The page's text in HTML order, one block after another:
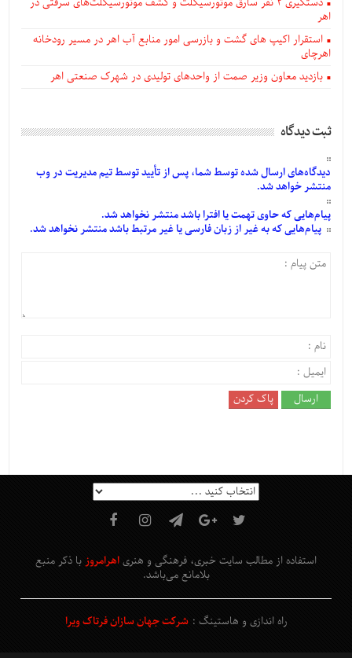
اهر
استقرار اکیپ های گشت و بازرسی امور منابع آب اهر در مسیر رودخانه
اهرچای
بازدید معاون وزیر صمت از واحدهای تولیدی در شهرک صنعتی اهر
ثبت دیدگاه
دیدگاه‌هایارسالشدهتوسط شما، پس ازتأییدتوسط تیم مدیریت در وب
منتشر خواهد شد.
پیام‌هاییکه حاوی تهمت یا افترا باشد منتشر نخواهد شد.
پیام‌هاییکه به غیر از زبان فارسی یا غیر مرتبط باشد منتشر نخواهد شد.
استفاده از مطالب سایت خبری، فرهنگی و هنری اهرامروز با ذکر منبع
بلامانع می‌باشد.
راه اندازی و هاستینگ :شرکت جهان سازان فرتاک ویرا